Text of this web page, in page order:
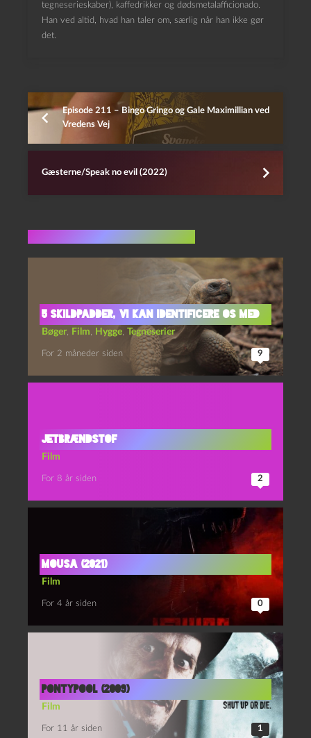
tegneserieskaber), kaffedrikker og dødsmetalafficionado.
Han ved altid, hvad han taler om, særlig når han ikke gør
det.
Episode 211 – Bingo Gringo og Gale Maximillian ved
Vredens Vej
Gæsterne/Speak no evil (2022)
5 skildpadder, vi kan identificere os med
Bøger, Film, Hygge, Tegneserier
For 2 måneder siden 9
Jetbrændstof
Film
For 8 år siden 2
Mousa (2021)
Film
For 4 år siden 0
Pontypool (2009)
Film
For 11 år siden 1